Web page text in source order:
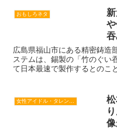
おもしろネタ
広島県福山市にある精密鋳造
ステムは、錫製の「竹のぐい
て日本最速で製作するとのこ
女性アイドル・タレント・歌手・女優